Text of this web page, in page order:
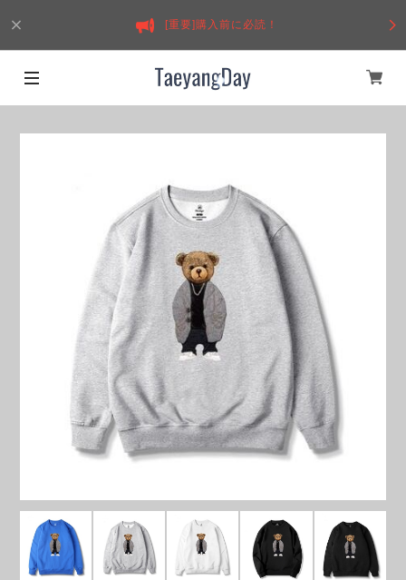
[重要]購入前に必読！